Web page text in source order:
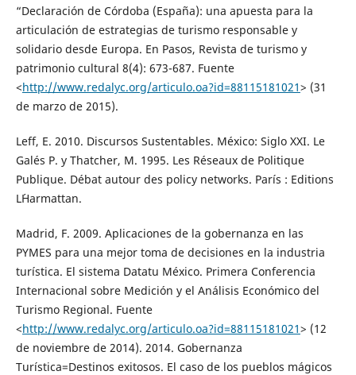
“Declaración de Córdoba (España): una apuesta para la
articulación de estrategias de turismo responsable y
solidario desde Europa. En Pasos, Revista de turismo y
patrimonio cultural 8(4): 673-687. Fuente
<http://www.redalyc.org/articulo.oa?id=88115181021> (31
de marzo de 2015).
Leff, E. 2010. Discursos Sustentables. México: Siglo XXI. Le
Galés P. y Thatcher, M. 1995. Les Réseaux de Politique
Publique. Débat autour des policy networks. París : Editions
L´Harmattan.
Madrid, F. 2009. Aplicaciones de la gobernanza en las
PYMES para una mejor toma de decisiones en la industria
turística. El sistema Datatu México. Primera Conferencia
Internacional sobre Medición y el Análisis Económico del
Turismo Regional. Fuente
<http://www.redalyc.org/articulo.oa?id=88115181021> (12
de noviembre de 2014). 2014. Gobernanza
Turística=Destinos exitosos. El caso de los pueblos mágicos